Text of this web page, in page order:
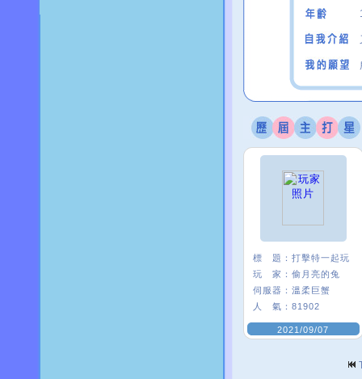
標 題： 打擊特一起玩
玩 家： 偷月亮的兔
伺服器： 溫柔巨蟹
人 氣： 81902
2021/09/07